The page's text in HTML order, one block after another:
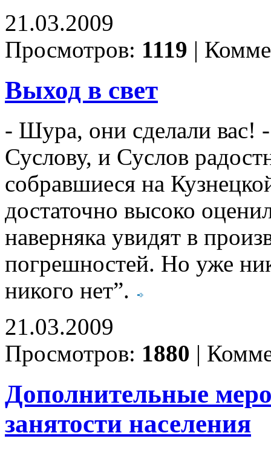
21.03.2009
Просмотров: 1119 |
Выход в свет
- Шура, они сделали вас!
Суслову, и Суслов
собравшиеся на
достаточно высоко
наверняка увидят в
погрешностей. Но уже
никого нет”.
21.03.2009
Просмотров: 1880 |
Дополнительные
занятости населения